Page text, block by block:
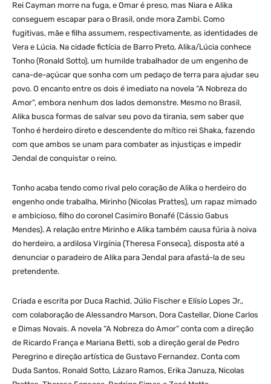
Rei Cayman morre na fuga, e Omar é preso, mas Niara e Alika
conseguem escapar para o Brasil, onde mora Zambi. Como
fugitivas, mãe e filha assumem, respectivamente, as identidades de
Vera e Lúcia. Na cidade fictícia de Barro Preto, Alika/Lúcia conhece
Tonho (Ronald Sotto), um humilde trabalhador de um engenho de
cana-de-açúcar que sonha com um pedaço de terra para ajudar seu
povo. O encanto entre os dois é imediato na novela “A Nobreza do
Amor”, embora nenhum dos lados demonstre. Mesmo no Brasil,
Alika busca formas de salvar seu povo da tirania, sem saber que
Tonho é herdeiro direto e descendente do mítico rei Shaka, fazendo
com que ambos se unam para combater as injustiças e impedir
Jendal de conquistar o reino.
Tonho acaba tendo como rival pelo coração de Alika o herdeiro do
engenho onde trabalha, Mirinho (Nicolas Prattes), um rapaz mimado
e ambicioso, filho do coronel Casimiro Bonafé (Cássio Gabus
Mendes). A relação entre Mirinho e Alika também causa fúria à noiva
do herdeiro, a ardilosa Virgínia (Theresa Fonseca), disposta até a
denunciar o paradeiro de Alika para Jendal para afastá-la de seu
pretendente.
Criada e escrita por Duca Rachid, Júlio Fischer e Elísio Lopes Jr.,
com colaboração de Alessandro Marson, Dora Castellar, Dione Carlos
e Dimas Novais. A novela “A Nobreza do Amor” conta com a direção
de Ricardo França e Mariana Betti, sob a direção geral de Pedro
Peregrino e direção artística de Gustavo Fernandez. Conta com
Duda Santos, Ronald Sotto, Lázaro Ramos, Erika Januza, Nicolas